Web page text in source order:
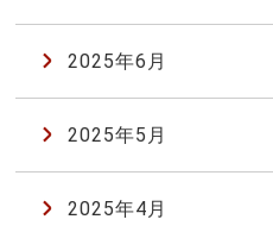
2025年6月
2025年5月
2025年4月